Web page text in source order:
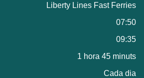
Liberty Lines Fast Ferries
07:50
09:35
1 hora 45 minuts
Cada dia